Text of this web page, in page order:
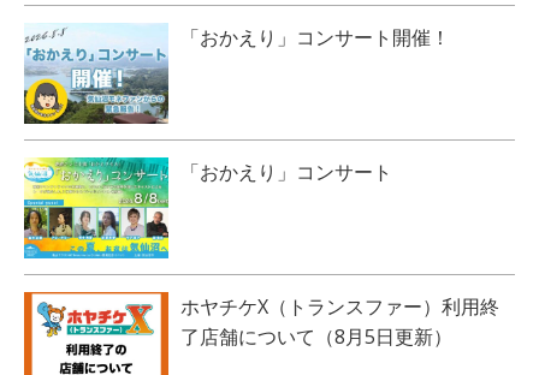
「おかえり」コンサート開催！
「おかえり」コンサート
ホヤチケX（トランスファー）利用終
了店舗について（8月5日更新）